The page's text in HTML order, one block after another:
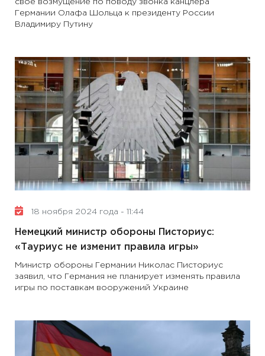
свое возмущение по поводу звонка канцлера
Германии Олафа Шольца к президенту России
Владимиру Путину
18 ноября 2024 года - 11:44
Немецкий министр обороны Писториус:
«Тауриус не изменит правила игры»
Министр обороны Германии Николас Писториус
заявил, что Германия не планирует изменять правила
игры по поставкам вооружений Украине